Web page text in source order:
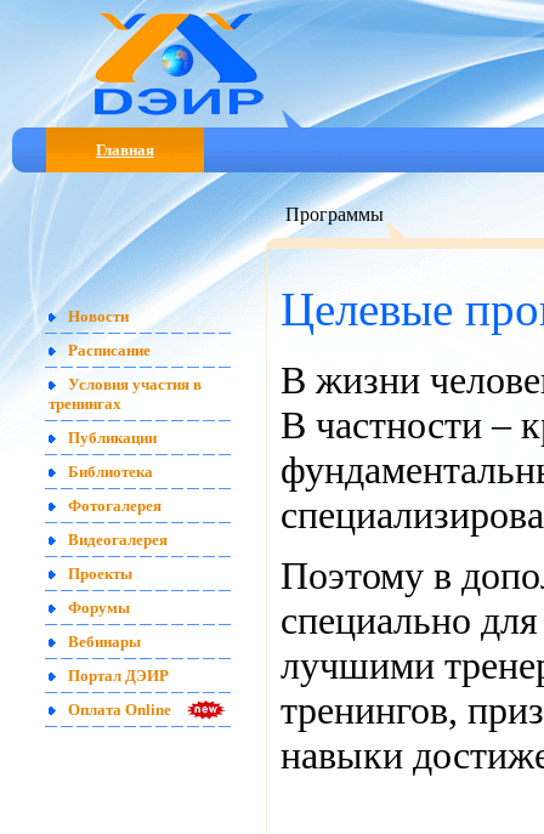
Главная
Новости
Расписание
Условия участия в
тренингах
Публикации
Библиотека
Фотогалерея
Видеогалерея
Проекты
Форумы
Вебинары
Портал ДЭИР
Оплата Online
Программы
Целевые
В жизни
В частности –
Поэтому в
специально
лучшими
тренингов,
навыки